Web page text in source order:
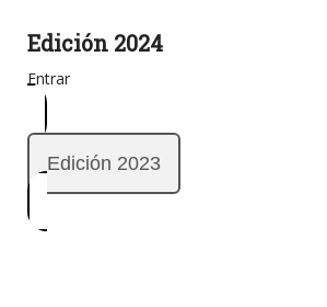
Edición 2024
Entrar
Edición 2023